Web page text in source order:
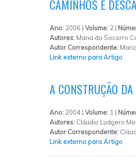
CAMINHOS E
Ano: 2006 | Volume: 2 |
Autores: Maria do Socorro
Autor Correspondente:
Link externo para Artigo
A CONSTRUÇÃO
Ano: 2004 | Volume: 1 |
Autores: Cláudio Ludgero
Autor Correspondente:
Link externo para Artigo